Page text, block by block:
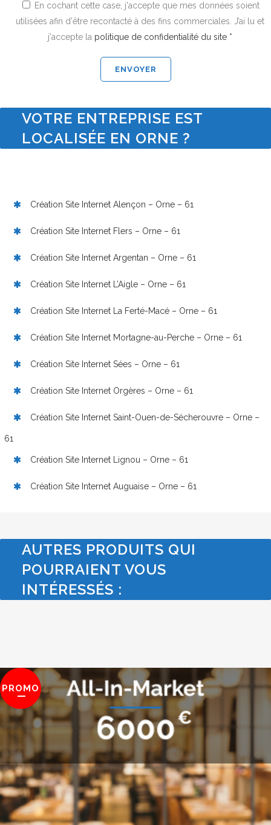
En cochant cette case, j'accepte que mes données soient
utilisées afin d'être recontacté à des fins commerciales. J’ai lu et
j'accepte la politique de confidentialité du site *
VOTRE ENTREPRISE EST
LOCALISÉE EN ORNE ?
Création Site Internet Alençon – Orne – 61
Création Site Internet Flers – Orne – 61
Création Site Internet Argentan – Orne – 61
Création Site Internet L’Aigle – Orne – 61
Création Site Internet La Ferté-Macé – Orne – 61
Création Site Internet Mortagne-au-Perche – Orne – 61
Création Site Internet Sées – Orne – 61
Création Site Internet Orgères – Orne – 61
Création Site Internet Saint-Ouen-de-Sécherouvre – Orne –
61
Création Site Internet Lignou – Orne – 61
Création Site Internet Auguaise – Orne – 61
AUTRES PRODUITS QUI
POURRAIENT VOUS
INTÉRESSÉS :
PROMO